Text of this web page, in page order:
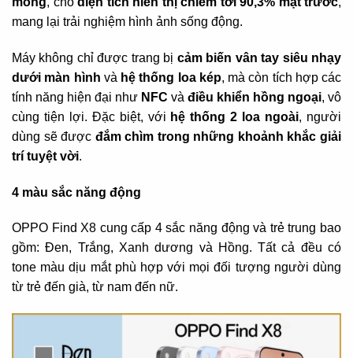
mang lại trải nghiệm hình ảnh sống động.
Máy không chỉ được trang bị cảm biến vân tay siêu nhạy
dưới màn hình và hệ thống loa kép, mà còn tích hợp các
tính năng hiện đại như NFC và điều khiển hồng ngoại, vô
cùng tiện lợi. Đặc biệt, với hệ thống 2 loa ngoài, người
dùng sẽ được đắm chìm trong những khoảnh khắc giải
trí tuyệt vời.
4 màu sắc năng động
OPPO Find X8 cung cấp 4 sắc năng động và trẻ trung bao
gồm: Đen, Trắng, Xanh dương và Hồng. Tất cả đều có
tone màu dịu mắt phù hợp với mọi đối tượng người dùng
từ trẻ đến già, từ nam đến nữ.